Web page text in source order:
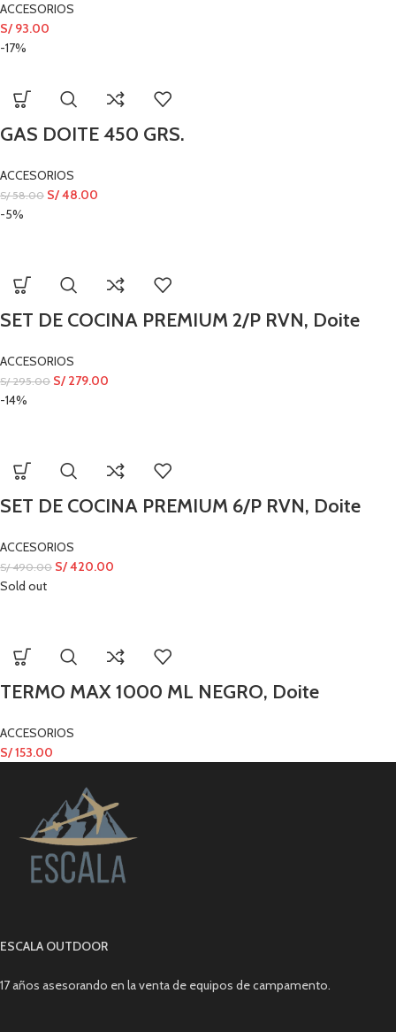
ACCESORIOS
S/ 93.00
-17%
GAS DOITE 450 GRS.
ACCESORIOS
S/58.00 S/48.00
-5%
SET DE COCINA PREMIUM 2/P RVN, Doite
ACCESORIOS
S/295.00 S/ 279.00
-14%
SET DE COCINA PREMIUM 6/P RVN, Doite
ACCESORIOS
S/490.00 S/420.00
Sold out
TERMO MAX 1000 ML NEGRO, Doite
ACCESORIOS
S/153.00
ESCALA OUTDOOR
17 años asesorando en la venta de equipos de campamento.